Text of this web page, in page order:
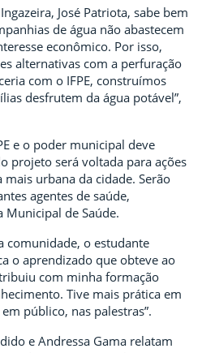
José Patriota, sabe bem
de água não abastecem
econômico. Por isso,
alternativas com a perfuração
com o IFPE, construímos
desfrutem da água potável”,
e o poder municipal deve
projeto será voltada para ações
mais urbana da cidade. Serão
agentes de saúde,
Municipal de Saúde.
comunidade, o estudante
o aprendizado que obteve ao
com minha formação
Tive mais prática em
público, nas palestras”.
e Andressa Gama relatam